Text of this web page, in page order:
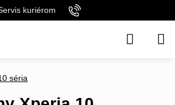
kuriérom
séria